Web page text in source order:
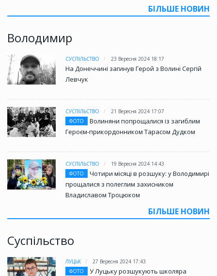
БІЛЬШЕ НОВИН
Володимир
СУСПІЛЬСТВО 23 Вересня 2024 18:17
На Донеччині загинув Герой з Волині Сергій
Левчук
СУСПІЛЬСТВО
21 Вересня 2024 17:07
ФОТО
Волиняни попрощалися із загиблим
Героєм-прикордонником Тарасом Дудком
СУСПІЛЬСТВО
19 Вересня 2024 14:43
ФОТО
Чотири місяці в розшуку: у Володимирі
прощалися з полеглим захисником
Владиславом Троцюком
БІЛЬШЕ НОВИН
Суспільство
ЛУЦЬК
27 Вересня 2024 17:43
ФОТО
У Луцьку розшукують школяра